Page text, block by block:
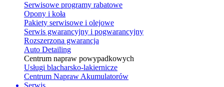
Serwisowe programy rabatowe
Opony i koła
Pakiety serwisowe i olejowe
Serwis gwarancyjny i pogwarancyjny
Rozszerzona gwarancja
Auto Detailing
Centrum napraw powypadkowych
Usługi blacharsko-lakiernicze
Centrum Napraw Akumulatorów
Serwis